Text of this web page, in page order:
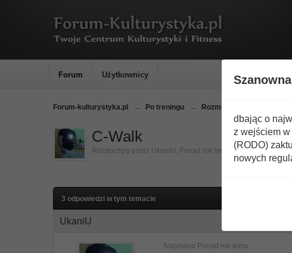
Forum Użytkownicy
Forum-kulturystyka.pl → Po treningu → Rozmowy nie na temat
C-Walk
Rozpoczęty przez UkaniU, Ponad rok temu
3 odpowiedzi w tym temacie
UkaniU
Napisano Ponad rok temu
dbając o
z wejściem
(RODO)
nowych